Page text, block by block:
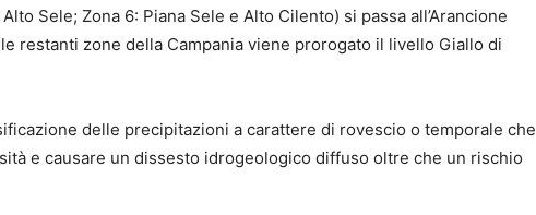
Sele; Zona 6: Piana Sele e Alto Cilento) si passa all’Arancione
restanti zone della Campania viene prorogato il livello Giallo di
delle precipitazioni a carattere di rovescio o temporale che
e causare un dissesto idrogeologico diffuso oltre che un rischio